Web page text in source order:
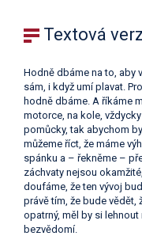
Textová
Hodně dbáme na to, aby
sám, i když umí plavat.
hodně dbáme. A říkáme
motorce, na kole,
pomůcky, tak abychom
můžeme říct, že máme
spánku a – řekněme –
záchvaty nejsou
doufáme, že ten vývoj
právě tím, že bude vědět,
opatrný, měl by si
bezvědomí.